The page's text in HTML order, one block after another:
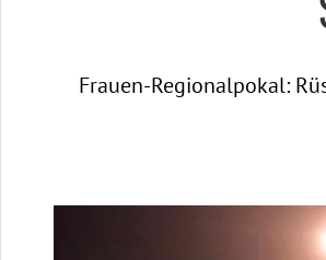
Frauen-Regionalpokal: